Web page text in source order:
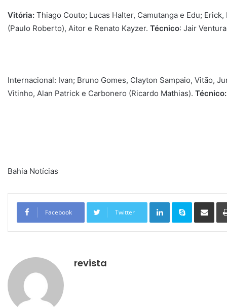
Vitória: Thiago Couto; Lucas Halter, Camutanga e Edu;
(Paulo Roberto), Aitor e Renato Kayzer. Técnico: Jair
Internacional: Ivan; Bruno Gomes, Clayton Sampaio, Vitão,
Vitinho, Alan Patrick e Carbonero (Ricardo Mathias). Técnico:
Bahia Notícias
Facebook Twitter
Linkedin Skype
revista